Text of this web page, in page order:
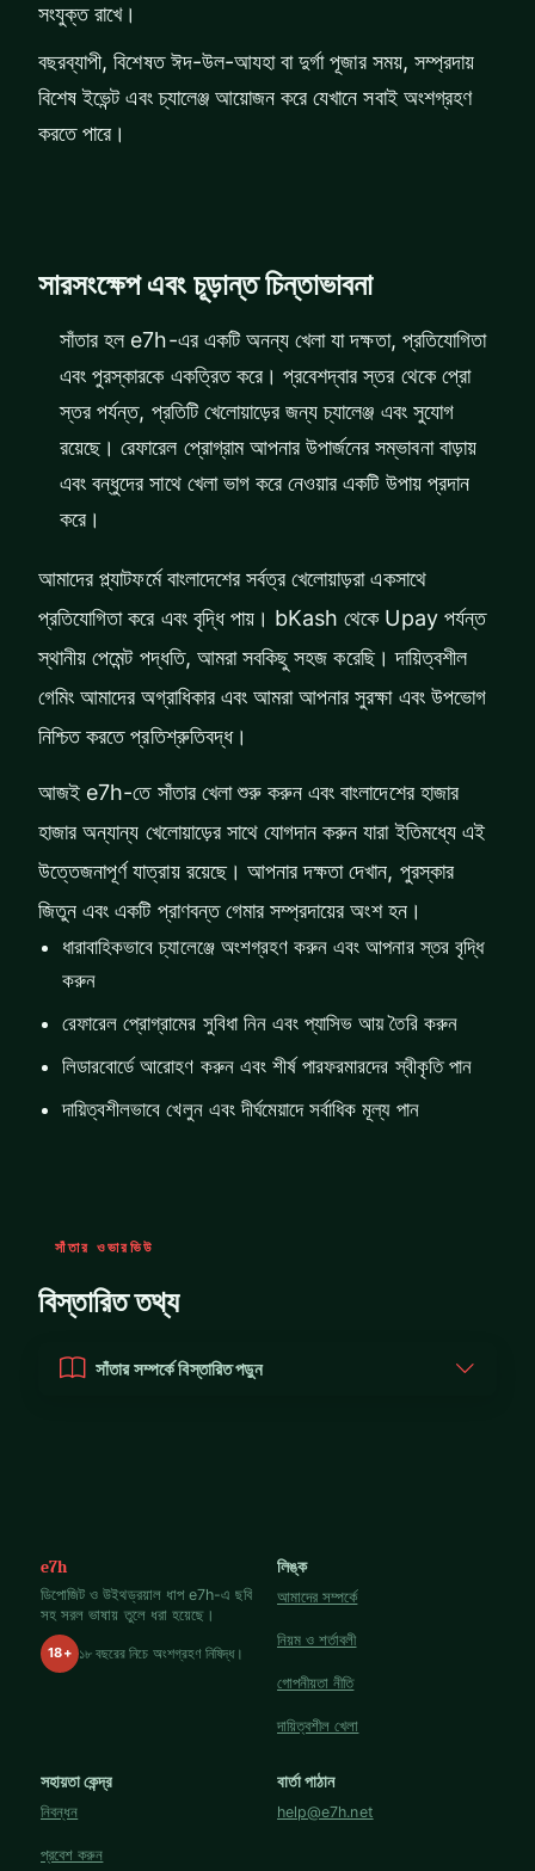
সংযুক্ত রাখে।
বছরব্যাপী, বিশেষত ঈদ-উল-আযহা বা দুর্গা পূজার সময়, সম্প্রদায়
বিশেষ ইভেন্ট এবং চ্যালেঞ্জ আয়োজন করে যেখানে সবাই অংশগ্রহণ
করতে পারে।
সারসংক্ষেপ এবং চূড়ান্ত চিন্তাভাবনা
সাঁতার হল e7h-এর একটি অনন্য খেলা যা দক্ষতা, প্রতিযোগিতা
এবং পুরস্কারকে একত্রিত করে। প্রবেশদ্বার স্তর থেকে প্রো
স্তর পর্যন্ত, প্রতিটি খেলোয়াড়ের জন্য চ্যালেঞ্জ এবং সুযোগ
রয়েছে। রেফারেল প্রোগ্রাম আপনার উপার্জনের সম্ভাবনা বাড়ায়
এবং বন্ধুদের সাথে খেলা ভাগ করে নেওয়ার একটি উপায় প্রদান
করে।
আমাদের প্ল্যাটফর্মে বাংলাদেশের সর্বত্র খেলোয়াড়রা একসাথে
প্রতিযোগিতা করে এবং বৃদ্ধি পায়। bKash থেকে Upay পর্যন্ত
স্থানীয় পেমেন্ট পদ্ধতি, আমরা সবকিছু সহজ করেছি। দায়িত্বশীল
গেমিং আমাদের অগ্রাধিকার এবং আমরা আপনার সুরক্ষা এবং উপভোগ
নিশ্চিত করতে প্রতিশ্রুতিবদ্ধ।
আজই e7h-তে সাঁতার খেলা শুরু করুন এবং বাংলাদেশের হাজার
হাজার অন্যান্য খেলোয়াড়ের সাথে যোগদান করুন যারা ইতিমধ্যে এই
উত্তেজনাপূর্ণ যাত্রায় রয়েছে। আপনার দক্ষতা দেখান, পুরস্কার
জিতুন এবং একটি প্রাণবন্ত গেমার সম্প্রদায়ের অংশ হন।
ধারাবাহিকভাবে চ্যালেঞ্জে অংশগ্রহণ করুন এবং আপনার স্তর বৃদ্ধি
করুন
রেফারেল প্রোগ্রামের সুবিধা নিন এবং প্যাসিভ আয় তৈরি করুন
লিডারবোর্ডে আরোহণ করুন এবং শীর্ষ পারফরমারদের স্বীকৃতি পান
দায়িত্বশীলভাবে খেলুন এবং দীর্ঘমেয়াদে সর্বাধিক মূল্য পান
সাঁতার ওভারভিউ
বিস্তারিত তথ্য
সাঁতার সম্পর্কে বিস্তারিত পড়ুন
e7h
ডিপোজিট ও উইথড্রয়াল ধাপ e7h-এ ছবি
সহ সরল ভাষায় তুলে ধরা হয়েছে।
18+ ১৮ বছরের নিচে অংশগ্রহণ নিষিদ্ধ।
লিঙ্ক
আমাদের সম্পর্কে
নিয়ম ও শর্তাবলী
গোপনীয়তা নীতি
দায়িত্বশীল খেলা
সহায়তা কেন্দ্র
নিবন্ধন
প্রবেশ করুন
বার্তা পাঠান
help@e7h.net